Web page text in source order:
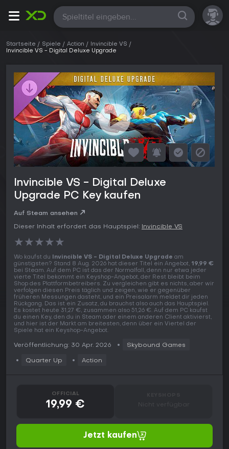
Alle
Startseite Spiele Action
Invincible VS
Invincible VS - Digital Deluxe Upgrade
Invincible VS - Digital Deluxe
Upgrade PC Key kaufen
Auf Steam ansehen
Dieser Inhalt erfordert das Hauptspiel: Invincible VS
★★★★★
Wo kaufst du Invincible VS - Digital Deluxe Upgrade am
günstigsten? Stand 8 Aug. 2026 hat dieser Titel ein Angebot, 19,99 €
bei Steam. Auf dem PC ist das der Normalfall, denn nur etwa jeder
vierte Titel bekommt ein Keyshop-Angebot, der Rest bleibt beim
Shop des Plattformbetreibers. Zu vergleichen gibt es nichts, aber wir
verfolgen diesen Preis täglich und zeigen, wie er gegenüber
früheren Messungen dasteht, und ein Preisalarm meldet dir jeden
Rückgang. Das ist ein Zusatz, du brauchst also auch das Hauptspiel.
Es kostet heute 31,27 €, zusammen also 51,26 €. Auf dem PC kaufst
du einen Key, den du in Steam oder einem anderen Client aktivierst,
und hier ist der Markt am breitesten, denn über ein Viertel der
Spiele hat ein Keyshop-Angebot.
Veröffentlichung: 30 Apr. 2026 Skybound Games
Quarter Up Action
OFFICIAL
19,99 € Nicht verfügbar
Jetzt kaufen